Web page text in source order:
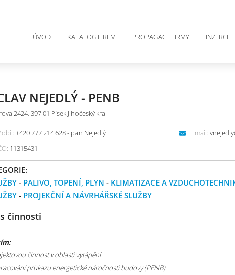
ÚVOD KATALOG FIREM PROPAGACE FIRMY INZERCE
NEJEDLÝ - PENB
2424, 397 01 Písek Jihočeský kraj
+420 777 214 628 - pan Nejedlý
11315431
Email:
- PALIVO, TOPENÍ, PLYN - KLIMATIZACE A
- PROJEKČNÍ A NÁVRHÁŘSKÉ SLUŽBY
činnosti
činnost v oblasti vytápění
průkazu energetické náročnosti budovy (PENB)